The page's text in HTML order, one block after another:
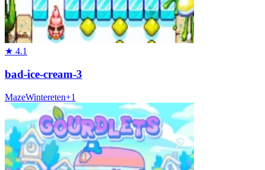
★ 4.1
bad-ice-cream-3
MazeWintereten+1